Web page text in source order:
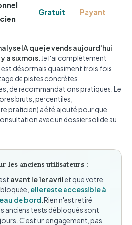
Gratuit Payant
IA que je vends aujourd'hui
a six mois . Je l'ai complètement
désormais quasiment trois fois
de pistes concrètes,
de recommandations pratiques. Le
bruts, percentiles,
praticien) a été ajouté pour que
avec un dossier solide au
les anciens utilisateurs :
avant le 1er avrilet que votre
elle reste accessible à
de bord . Rien n'est retiré
anciens tests débloqués sont
C'est un engagement, pas